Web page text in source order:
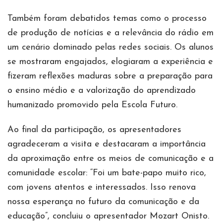
Também foram debatidos temas como o processo
de produção de notícias e a relevância do rádio em
um cenário dominado pelas redes sociais. Os alunos
se mostraram engajados, elogiaram a experiência e
fizeram reflexões maduras sobre a preparação para
o ensino médio e a valorização do aprendizado
humanizado promovido pela Escola Futuro.
Ao final da participação, os apresentadores
agradeceram a visita e destacaram a importância
da aproximação entre os meios de comunicação e a
comunidade escolar: “Foi um bate-papo muito rico,
com jovens atentos e interessados. Isso renova
nossa esperança no futuro da comunicação e da
educação”, concluiu o apresentador Mozart Onisto.